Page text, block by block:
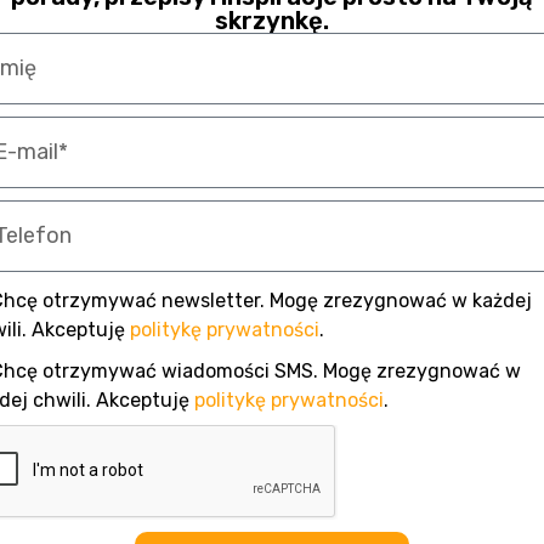
skrzynkę.
otrzymywać newsletter. Mogę zrezygnować w każdej
Akceptuję politykę prywatności.
otrzymywać wiadomości SMS. Mogę zrezygnować w
chwili. Akceptuję politykę prywatności.